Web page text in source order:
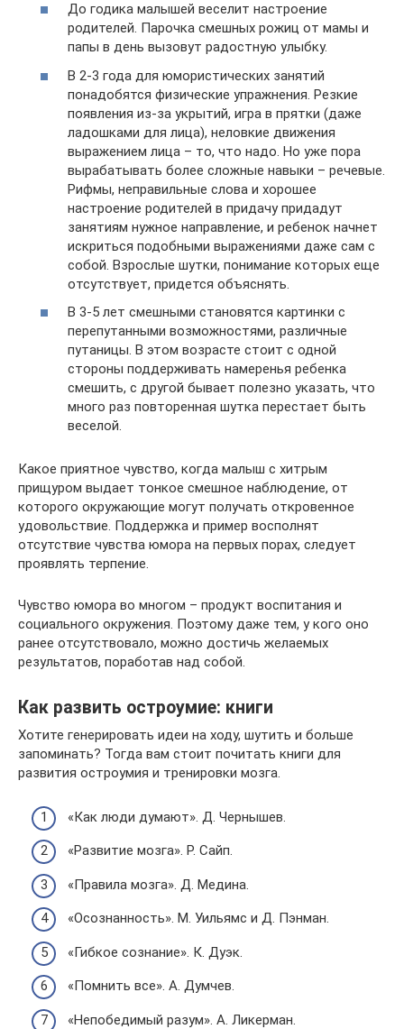
До годика малышей веселит настроение
родителей. Парочка смешных рожиц от мамы и
папы в день вызовут радостную улыбку.
В 2-3 года для юмористических занятий
понадобятся физические упражнения. Резкие
появления из-за укрытий, игра в прятки (даже
ладошками для лица), неловкие движения
выражением лица – то, что надо. Но уже пора
вырабатывать более сложные навыки – речевые.
Рифмы, неправильные слова и хорошее
настроение родителей в придачу придадут
занятиям нужное направление, и ребенок начнет
искриться подобными выражениями даже сам с
собой. Взрослые шутки, понимание которых еще
отсутствует, придется объяснять.
В 3-5 лет смешными становятся картинки с
перепутанными возможностями, различные
путаницы. В этом возрасте стоит с одной
стороны поддерживать намеренья ребенка
смешить, с другой бывает полезно указать, что
много раз повторенная шутка перестает быть
веселой.
Какое приятное чувство, когда малыш с хитрым
прищуром выдает тонкое смешное наблюдение, от
которого окружающие могут получать откровенное
удовольствие. Поддержка и пример восполнят
отсутствие чувства юмора на первых порах, следует
проявлять терпение.
Чувство юмора во многом – продукт воспитания и
социального окружения. Поэтому даже тем, у кого оно
ранее отсутствовало, можно достичь желаемых
результатов, поработав над собой.
Как развить остроумие: книги
Хотите генерировать идеи на ходу, шутить и больше
запоминать? Тогда вам стоит почитать книги для
развития остроумия и тренировки мозга.
«Как люди думают». Д. Чернышев.
«Развитие мозга». Р. Сайп.
«Правила мозга». Д. Медина.
«Осознанность». М. Уильямс и Д. Пэнман.
«Гибкое сознание». К. Дуэк.
«Помнить все». А. Думчев.
«Непобедимый разум». А. Ликерман.